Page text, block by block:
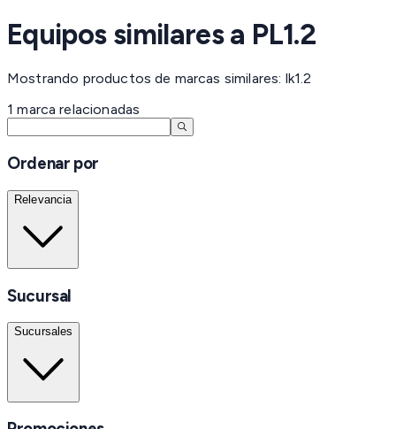
Equipos similares a PL1.2
Mostrando productos de marcas similares: lk1.2
1 marca relacionadas
Ordenar por
Relevancia
Sucursal
Sucursales